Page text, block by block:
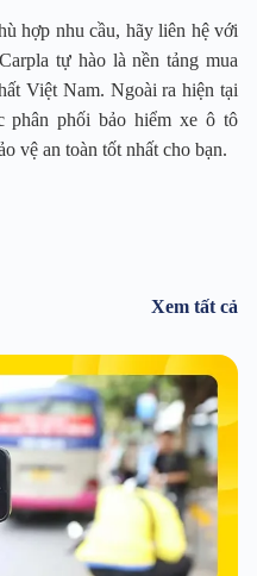
hợp nhu cầu, hãy liên hệ với
tự hào là nền tảng mua
Việt Nam. Ngoài ra hiện tại
phân phối bảo hiểm xe ô tô
vệ an toàn tốt nhất cho bạn.
Xem tất cả